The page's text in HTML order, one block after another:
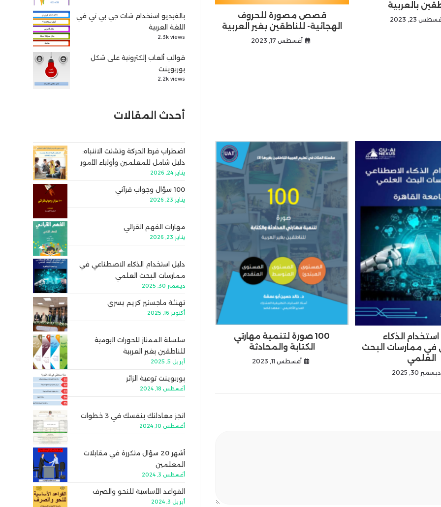
قصص مصورة للحروف
الهجائية- للناطقين بغير العربية
أغسطس 17, 2023
بالعربية
23, 2023
100 صورة لتنمية مهارتي
الكتابة والمحادثة
أغسطس 11, 2023
الذكاء
في ممارسات البحث
العلمي
ديسمبر 30, 2025
بالفيديو استخدام شات جي بي تي في
اللغة العربية
2.3k views
قوالب ألعاب إلكترونية على شكل
بوربوينت
2.2k views
أحدث المقالات
اضطراب فرط الحركة وتشتت الانتباه:
دليل شامل للمعلمين وأولياء الأمور
يناير 24, 2026
100 سؤال وجواب قرآني
يناير 23, 2026
مهارات الفهم القرائي
يناير 23, 2026
دليل استخدام الذكاء الاصطناعي في
ممارسات البحث العلمي
ديسمبر 30, 2025
تهنئة ماجستير كريم يسري
أكتوبر 16, 2025
سلسلة الممتاز للحورات اليومية
للناطقين بغير العربية
أبريل 5, 2025
بوربوينت توعية الزائر
أغسطس 18, 2024
انجز معادلتك بنفسك في 3 خطوات
أغسطس 10, 2024
أشهر 20 سؤال متكررة في مقابلات
المعلمين
أغسطس 3, 2024
القواعد الأساسية للنحو والصرف
أبريل 3, 2024